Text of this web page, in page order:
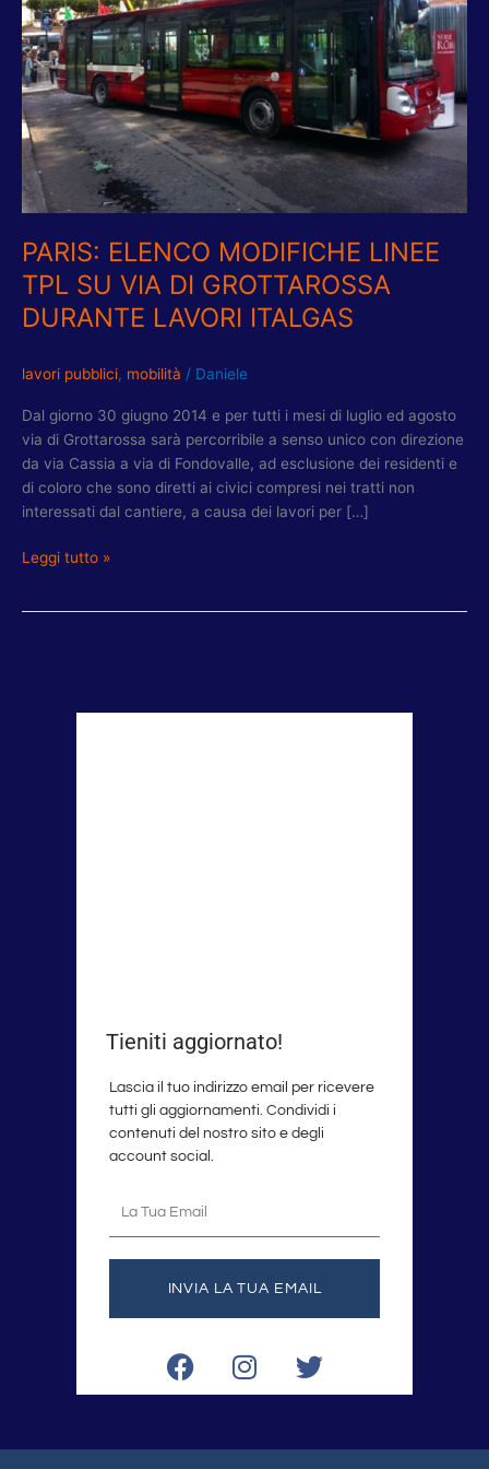
PARIS: ELENCO MODIFICHE LINEE
TPL SU VIA DI GROTTAROSSA
DURANTE LAVORI ITALGAS
lavori pubblici, mobilità / Daniele
Dal giorno 30 giugno 2014 e per tutti i mesi di luglio ed agosto
via di Grottarossa sarà percorribile a senso unico con direzione
da via Cassia a via di Fondovalle, ad esclusione dei residenti e
di coloro che sono diretti ai civici compresi nei tratti non
interessati dal cantiere, a causa dei lavori per […]
SU
VIA
DI
GROTTAROSSA
DURANTE
LAVORI
ITALGAS
Leggi tutto »
Tieniti aggiornato!
Lascia il tuo indirizzo email per ricevere
tutti gli aggiornamenti. Condividi i
contenuti del nostro sito e degli
account social.
INVIA LA TUA EMAIL
F
a
I
n
T
w